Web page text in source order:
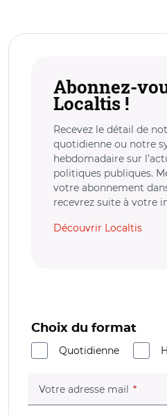
Abonnez-
Localtis !
Recevez le détail de
quotidienne ou notre
hebdomadaire sur
politiques publiques.
votre abonnement
recevrez suite à votre
Découvrir Localtis
Choix du format
Quotidienne
Votre adresse mail